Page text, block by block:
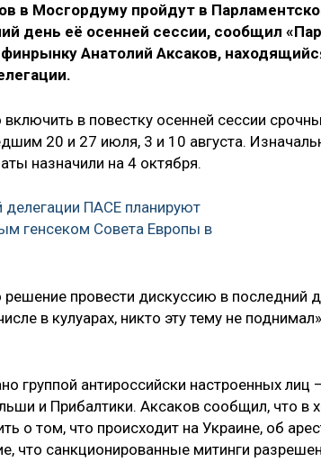
в Мосгордуму пройдут в
день её осенней сессии, сообщил
Анатолий Аксаков,
в повестку осенней сессии
20 и 27 июля, 3 и 10 августа.
назначили на 4 октября.
делегации ПАСЕ планируют
генсеком Совета Европы в
провести дискуссию в последний
в кулуарах, никто эту тему не
группой антироссийски настроенных лиц
и Прибалтики. Аксаков сообщил, что в
о том, что происходит на Украине, об
что санкционированные митинги